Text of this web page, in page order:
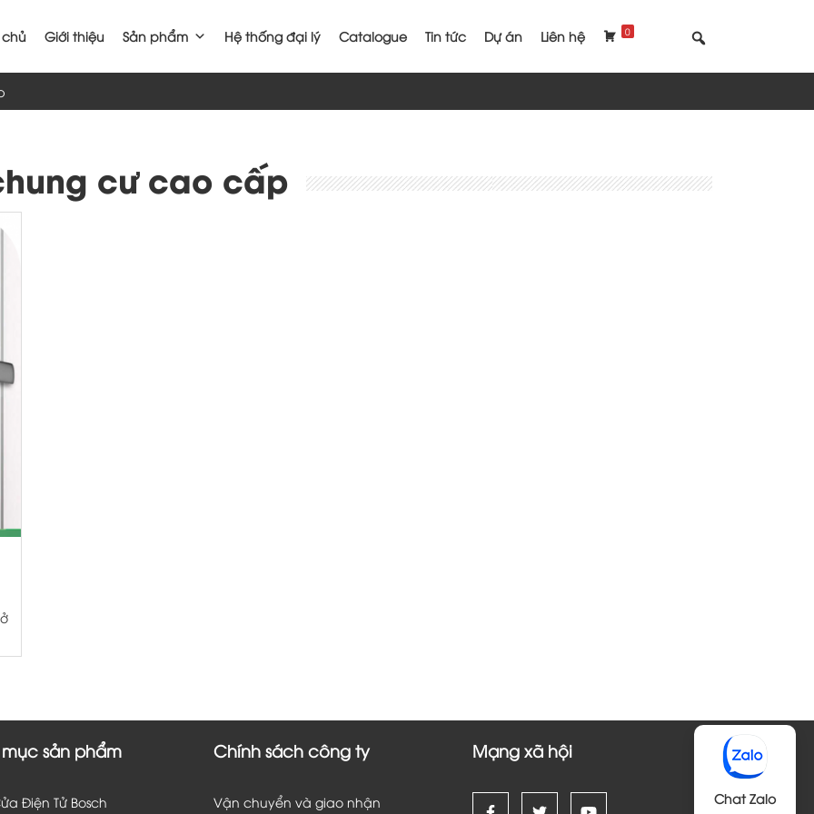
chủ Giới thiệu Sản phẩm Hệ thống đại lý Catalogue Tin tức Dự án Liên hệ 0
cư cao cấp
Chat Zalo
sản phẩm
Điện Tử Bosch
Chính sách công ty
Vận chuyển và giao nhận
Mạng xã hội